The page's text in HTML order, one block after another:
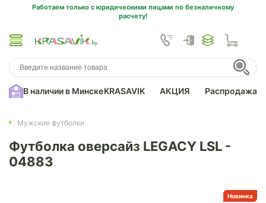
Работаем только с юридическими лицами по безналичному
расчету!
В наличии в МинскеKRASAVIK АКЦИЯ Распродажа
Мужские футболки
Футболка оверсайз LEGACY LSL -
04883
Новинка